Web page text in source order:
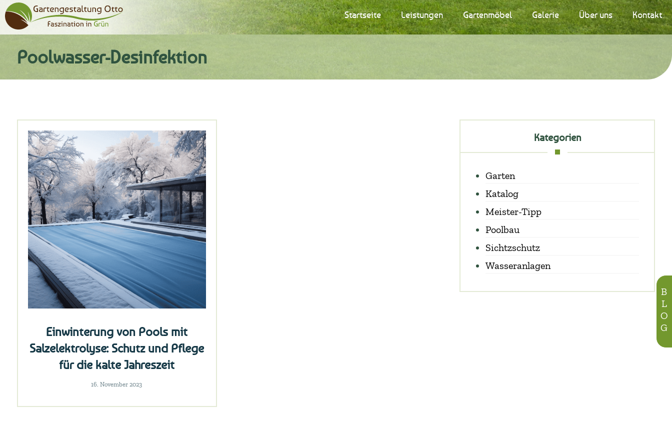
BLOG
Startseite Leistungen Gartenmöbel Galerie Über uns Kontakt
Poolwasser-Desinfektion
Einwinterung von Pools mit
Salzelektrolyse: Schutz und Pflege
für die kalte Jahreszeit
16. November 2023
Kategorien
Garten
Katalog
Meister-Tipp
Poolbau
Sichtzschutz
Wasseranlagen